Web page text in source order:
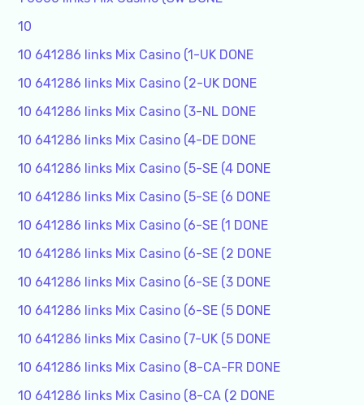
10
10 641286 links Mix Casino (1-UK DONE
10 641286 links Mix Casino (2-UK DONE
10 641286 links Mix Casino (3-NL DONE
10 641286 links Mix Casino (4-DE DONE
10 641286 links Mix Casino (5-SE (4 DONE
10 641286 links Mix Casino (5-SE (6 DONE
10 641286 links Mix Casino (6-SE (1 DONE
10 641286 links Mix Casino (6-SE (2 DONE
10 641286 links Mix Casino (6-SE (3 DONE
10 641286 links Mix Casino (6-SE (5 DONE
10 641286 links Mix Casino (7-UK (5 DONE
10 641286 links Mix Casino (8-CA-FR DONE
10 641286 links Mix Casino (8-CA (2 DONE